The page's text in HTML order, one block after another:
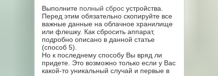
Выполните полный сбросустройства.
Перед этим обязательно скопируйте все
важные данные на облачное хранилище
или флешку. Как сбросить аппарат,
подробно описано в данной статье
(способ 5).
Но к последнему способу Вы вряд ли
придете. Это возможно только если у Вас
какой-то уникальный случай и первые в